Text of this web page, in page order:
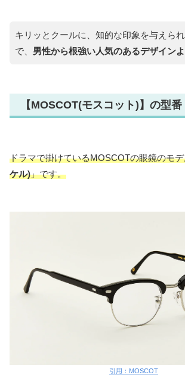
キリッとクールに、知的な印象を与えら
で、 男性から根強い人気のあるデザインよ
【MOSCOT(モスコット)】の型
ドラマで掛けているMOSCOTの眼鏡のモ
ケル)」です。
引用：MOSCOT